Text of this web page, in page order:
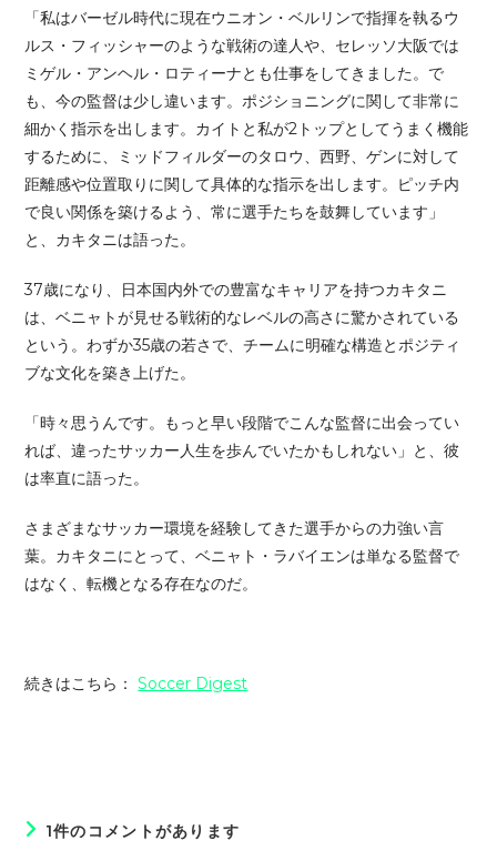
「私はバーゼル時代に現在ウニオン・ベルリンで指揮を執るウ
ルス・フィッシャーのような戦術の達人や、セレッソ大阪では
ミゲル・アンヘル・ロティーナとも仕事をしてきました。で
も、今の監督は少し違います。ポジショニングに関して非常に
細かく指示を出します。カイトと私が2トップとしてうまく機能
するために、ミッドフィルダーのタロウ、西野、ゲンに対して
距離感や位置取りに関して具体的な指示を出します。ピッチ内
で良い関係を築けるよう、常に選手たちを鼓舞しています」
と、カキタニは語った。
37歳になり、日本国内外での豊富なキャリアを持つカキタニ
は、ベニャトが見せる戦術的なレベルの高さに驚かされている
という。わずか35歳の若さで、チームに明確な構造とポジティ
ブな文化を築き上げた。
「時々思うんです。もっと早い段階でこんな監督に出会ってい
れば、違ったサッカー人生を歩んでいたかもしれない」と、彼
は率直に語った。
さまざまなサッカー環境を経験してきた選手からの力強い言
葉。カキタニにとって、ベニャト・ラバイエンは単なる監督で
はなく、転機となる存在なのだ。
続きはこちら：Soccer Digest
1件のコメントがあります